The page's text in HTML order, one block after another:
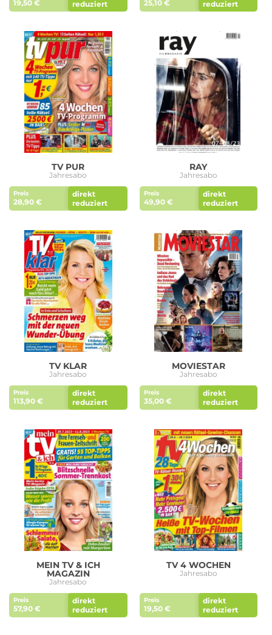
19,50 € reduziert 25,10 € reduziert
TV PUR
Jahresabo
Preis
28,90 €
direkt
reduziert
RAY
Jahresabo
Preis
49,90 €
direkt
reduziert
TV KLAR
Jahresabo
Preis
113,90 €
direkt
reduziert
MOVIESTAR
Jahresabo
Preis
35,00 €
direkt
reduziert
MEIN TV & ICH
MAGAZIN
Jahresabo
Preis
57,90 €
direkt
reduziert
TV 4 WOCHEN
Jahresabo
Preis
19,50 €
direkt
reduziert